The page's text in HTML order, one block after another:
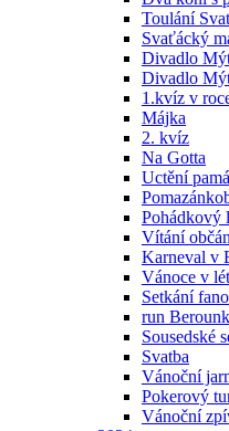
Toulání
Svaťácký
Divadlo
Divadlo
1.kvíz v
Májka
2. kvíz
Na Gotta
Uctění
Pohádkový
Vítání
Karneval v
Vánoce v
Setkání
run
Sousedské
Svatba
Vánoční
Pokerový
Vánoční